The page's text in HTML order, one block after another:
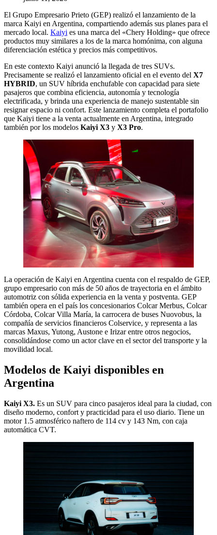
El Grupo Empresario Prieto (GEP) realizó el lanzamiento de la
marca Kaiyi en Argentina, compartiendo además sus planes para el
mercado local. Kaiyi es una marca del «Chery Holding» que ofrece
productos muy similares a los de la marca homónima, con alguna
diferenciación estética y precios más competitivos.
En este contexto Kaiyi anunció la llegada de tres SUVs.
Precisamente se realizó el lanzamiento oficial en el evento del X7
HYBRID, un SUV híbrida enchufable con capacidad para siete
pasajeros que combina eficiencia, autonomía y tecnología
electrificada, y brinda una experiencia de manejo sustentable sin
resignar espacio ni confort. Este lanzamiento completa el portafolio
que Kaiyi tiene a la venta actualmente en Argentina, integrado
también por los modelos Kaiyi X3 y X3 Pro.
La operación de Kaiyi en Argentina cuenta con el respaldo de GEP,
grupo empresario con más de 50 años de trayectoria en el ámbito
automotriz con sólida experiencia en la venta y postventa. GEP
también opera en el país los concesionarios Colcar Merbus, Colcar
Córdoba, Colcar Villa María, la carrocera de buses Nuovobus, la
compañía de servicios financieros Colservice, y representa a las
marcas Maxus, Yutong, Austone e Irizar entre otros negocios,
consolidándose como un actor clave en el sector del transporte y la
movilidad local.
Modelos de Kaiyi disponibles en
Argentina
Kaiyi X3. Es un SUV para cinco pasajeros ideal para la ciudad, con
diseño moderno, confort y practicidad para el uso diario. Tiene un
motor 1.5 atmosférico naftero de 114 cv y 143 Nm, con caja
automática CVT.